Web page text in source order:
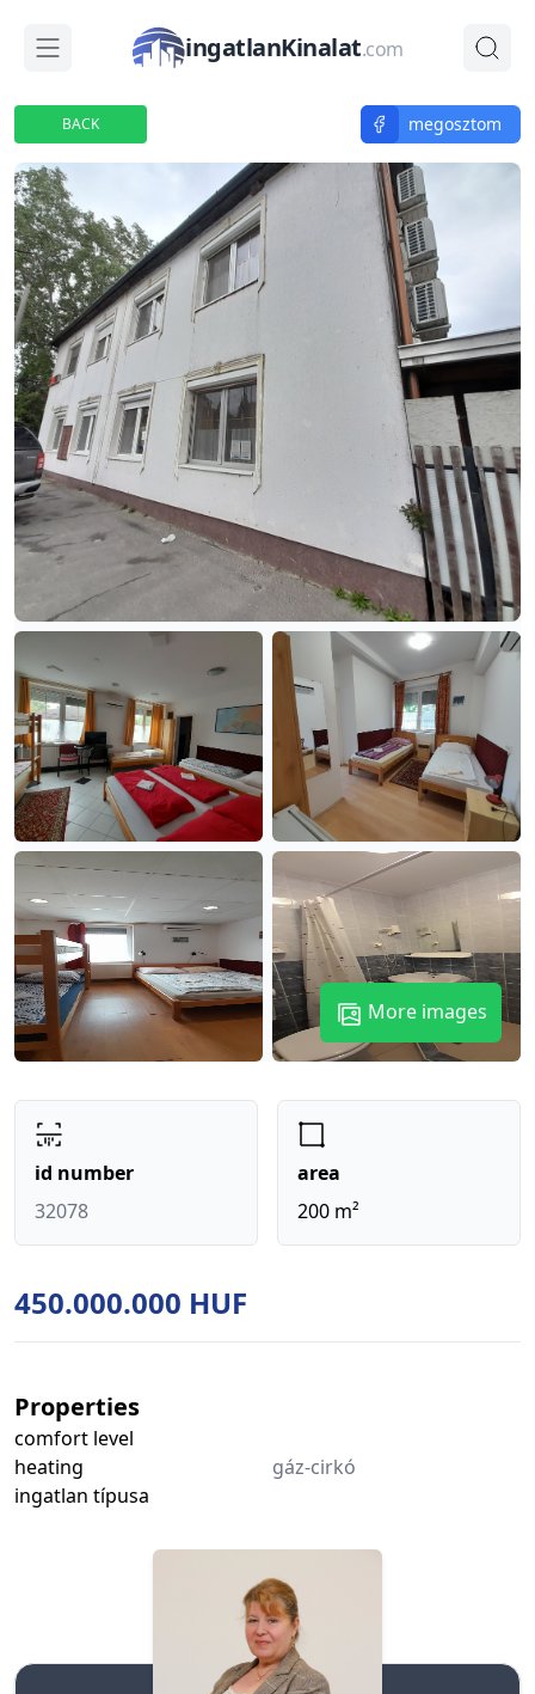
ingatlanKinalat.com
BACK megosztom
More images
id number
32078
area
200 m²
450.000.000 HUF
Properties
comfort level
heating
gáz-cirkó
ingatlan típusa